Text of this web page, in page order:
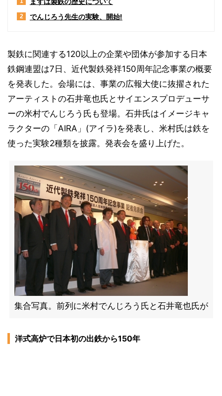
2 でんじろう先生の実験、開始!
製鉄に関連する120以上の企業や団体が参加する日本
鉄鋼連盟は7日、近代製鉄発祥150周年記念事業の概要
を発表した。会場には、事業の広報大使に抜擢された
アーティストの石井竜也氏とサイエンスプロデューサ
ーの米村でんじろう氏も登場。石井氏はイメージキャ
ラクターの「AIRA」(アイラ)を発表し、米村氏は鉄を
使った実験2種類を披露。発表会を盛り上げた。
集合写真。前列に米村でんじろう氏と石井竜也氏が
洋式高炉で日本初の出鉄から150年